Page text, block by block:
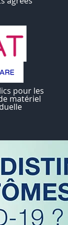
pour les
matériel